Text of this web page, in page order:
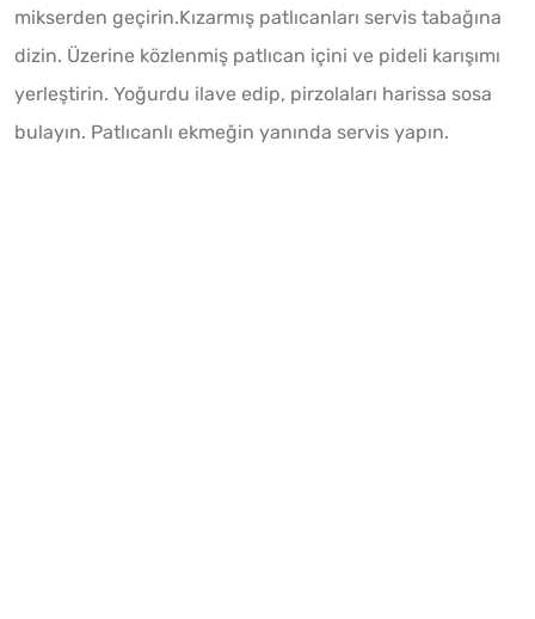
mikserden geçirin.Kızarmış patlıcanları servis tabağına
dizin. Üzerine közlenmiş patlıcan içini ve pideli karışımı
yerleştirin. Yoğurdu ilave edip, pirzolaları harissa sosa
bulayın. Patlıcanlı ekmeğin yanında servis yapın.